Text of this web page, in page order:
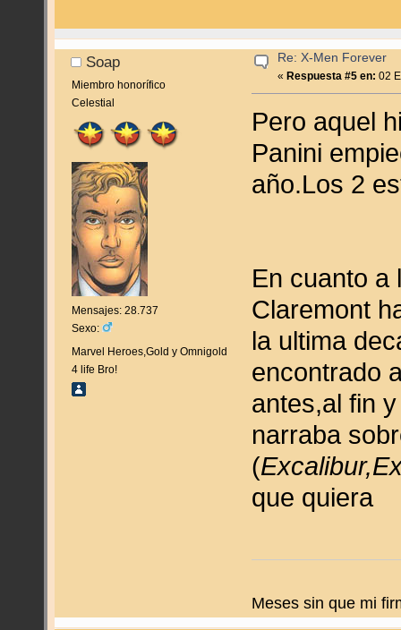
Soap
Miembro honorífico
Celestial
Mensajes: 28.737
Sexo:
Marvel Heroes,Gold y Omnigold
4 life Bro!
Re: X-Men Forever
« Respuesta #5 en: 02
Pero aquel
Panini
año.Los 2
En cuanto
Claremont
la ultima
encontrado
antes,al fin
narraba
(
que quiera
Meses sin que mi